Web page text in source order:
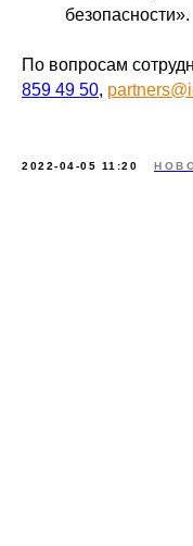
безопасности».
По вопросам
859 49 50,
2022-04-05 11:20